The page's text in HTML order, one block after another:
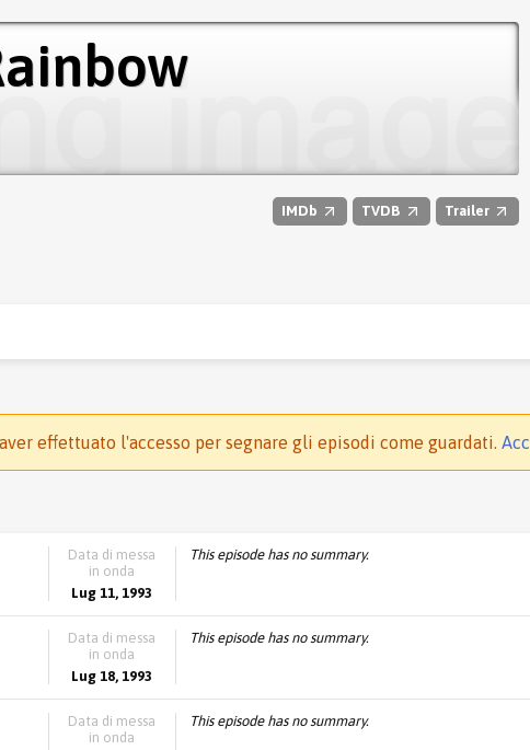
IMDb TVDB Trailer
effettuato l'accesso per segnare gli episodi come guardati.
Data di messa
in onda
Lug 11, 1993
This episode has no summary.
Data di messa
in onda
Lug 18, 1993
This episode has no summary.
Data di messa
in onda
This episode has no summary.